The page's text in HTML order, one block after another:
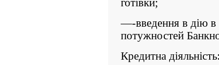
готівки;
—-введення в дію
потужностей
Кредитна